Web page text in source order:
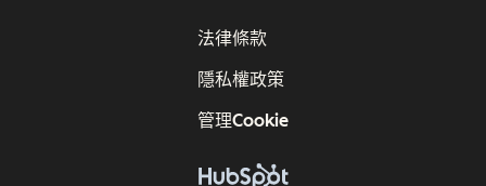
法律條款
隱私權政策
管理Cookie